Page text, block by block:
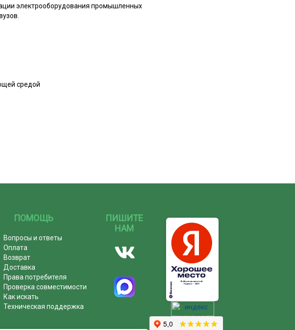
электрооборудования промышленных
средой
ПОМОЩЬ
Вопросы и ответы
Оплата
Возврат
Доставка
Права потребителя
Проверка совместимости
Как искать
Техническая поддержка
ПИШИТЕ
НАМ